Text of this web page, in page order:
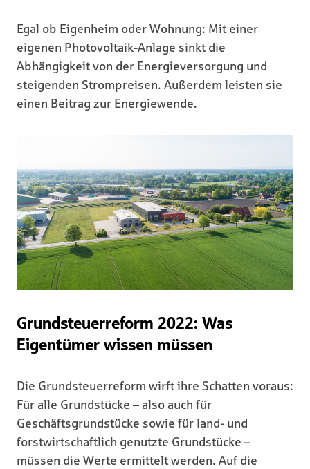
Egal ob Eigenheim oder Wohnung: Mit einer
eigenen Photovoltaik-Anlage sinkt die
Abhängigkeit von der Energieversorgung und
steigenden Strompreisen. Außerdem leisten sie
einen Beitrag zur Energiewende.
Grundsteuerreform 2022: Was
Eigentümer wissen müssen
Die Grundsteuerreform wirft ihre Schatten voraus:
Für alle Grundstücke – also auch für
Geschäftsgrundstücke sowie für land- und
forstwirtschaftlich genutzte Grundstücke –
müssen die Werte ermittelt werden. Auf die